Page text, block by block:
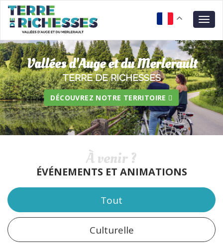
Aller
contenu
principal
Vallées d'Auge et du Merlerault
TERRE DE RICHESSES
DÉCOUVREZ NOTRE TERRITOIRE
À venir ?
ÉVÉNEMENTS ET ANIMATIONS
Tout
Culturelle
Panneau de gestion des cookies